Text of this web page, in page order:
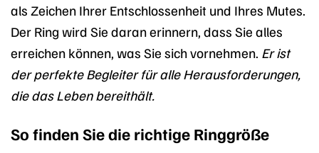
als Zeichen Ihrer Entschlossenheit und Ihres Mutes.
Der Ring wird Sie daran erinnern, dass Sie alles
erreichen können, was Sie sich vornehmen. Er ist
der perfekte Begleiter für alle Herausforderungen,
die das Leben bereithält.
So finden Sie die richtige Ringgröße